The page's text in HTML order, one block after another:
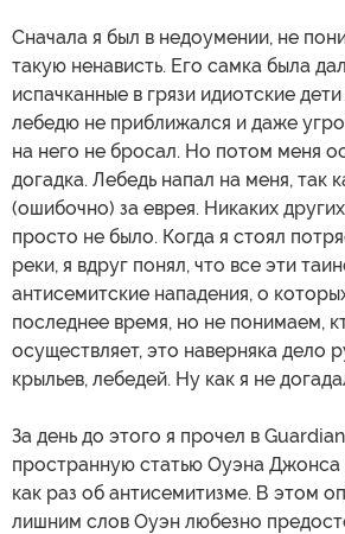
Сначала я был в недоумении, не
такую ненависть. Его самка была
испачканные в грязи идиотские
лебедю не приближался и даже
на него не бросал. Но потом меня
догадка. Лебедь напал на меня, так
(ошибочно) за еврея. Никаких
просто не было. Когда я стоял
реки, я вдруг понял, что все эти
антисемитские нападения, о
последнее время, но не понимаем,
осуществляет, это наверняка дело
крыльев, лебедей. Ну как я не
За день до этого я прочел в
пространную статью Оуэна
как раз об антисемитизме. В этом
лишним слов Оуэн любезно